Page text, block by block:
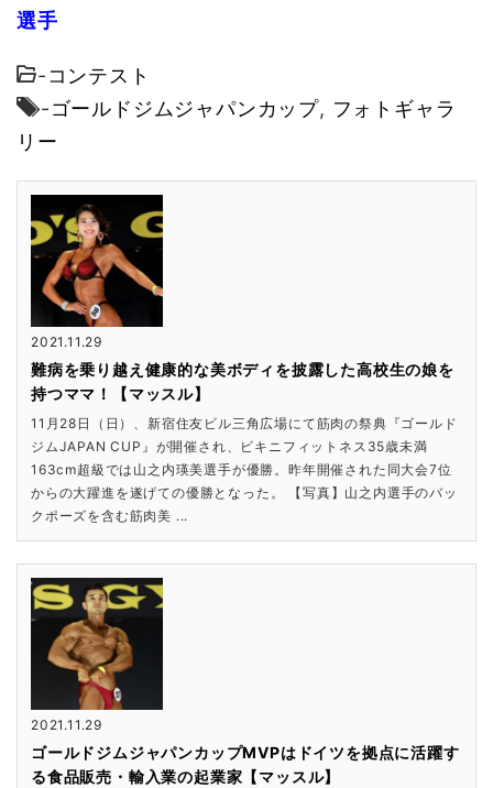
選手
-コンテスト
-ゴールドジムジャパンカップ, フォトギャラ
リー
2021.11.29
難病を乗り越え健康的な美ボディを披露した高校生の娘を
持つママ！【マッスル】
11月28日（日）、新宿住友ビル三角広場にて筋肉の祭典『ゴールド
ジムJAPAN CUP』が開催され、ビキニフィットネス35歳未満
163cm超級では山之内瑛美選手が優勝。昨年開催された同大会7位
からの大躍進を遂げての優勝となった。 【写真】山之内選手のバッ
クポーズを含む筋肉美 ...
2021.11.29
ゴールドジムジャパンカップMVPはドイツを拠点に活躍す
る食品販売・輸入業の起業家【マッスル】